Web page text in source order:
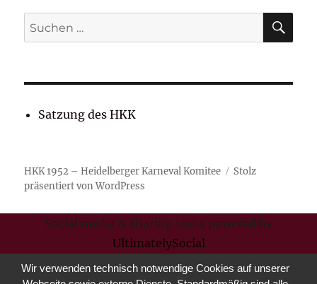
Suchen
nach:
Satzung des HKK
HKK 1952 – Heidelberger Karneval Komitee
Stolz
präsentiert von WordPress
Social media & sharing icons powered by
UltimatelySocial
Wir verwenden technisch notwendige Cookies auf unserer